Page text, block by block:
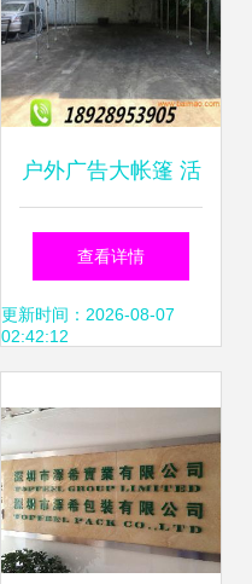
户外广告大帐篷 活
动促销伸缩帐篷定
制与选购全指南
查看详情
更新时间：2026-08-07
02:42:12